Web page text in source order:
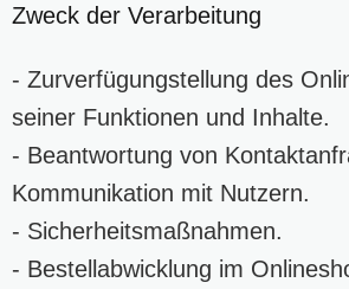
Zweck der Verarbeitung
- Zurverfügungstellung des
seiner Funktionen und Inhalte.
- Beantwortung von
Kommunikation mit Nutzern.
- Sicherheitsmaßnahmen.
- Bestellabwicklung im